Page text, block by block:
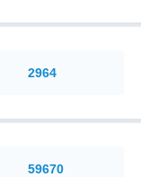
2964
59670